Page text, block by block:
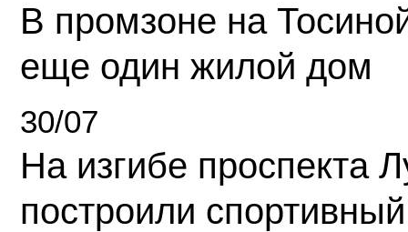
В промзоне на
еще один жилой дом
30/07
На изгибе проспекта
построили